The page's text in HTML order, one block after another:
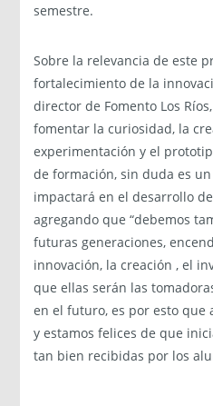
semestre.
Sobre la relevancia de este
fortalecimiento de la
director de Fomento Los
fomentar la curiosidad, la
experimentación y el
de formación, sin duda es
impactará en el desarrollo
agregando que “debemos
futuras generaciones,
innovación, la creación , el
que ellas serán las
en el futuro, es por esto que
y estamos felices de que
tan bien recibidas por los